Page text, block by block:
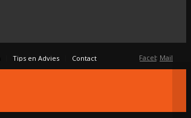
Facebook
Mail
Tips en Advies Contact